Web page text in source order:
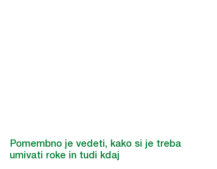
Pomembno je vedeti, kako si je treba
umivati roke in tudi kdaj